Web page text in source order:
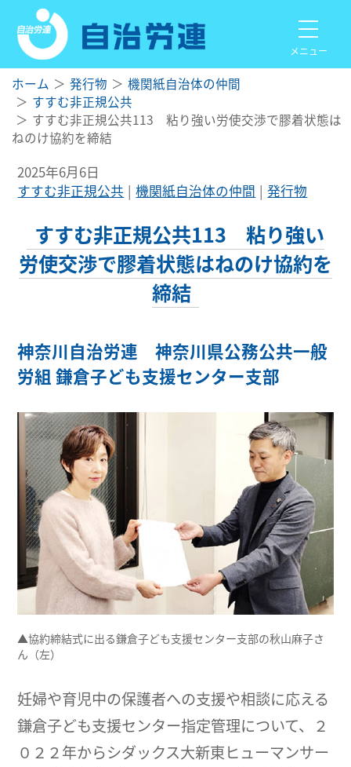
メニュー
ホーム 発行物
機関紙自治体の仲間
すすむ非正規公共
すすむ非正規公共113 粘り強い労使交渉で膠着状態は
ねのけ協約を締結
2025年6月6日
すすむ非正規公共
機関紙自治体の仲間 発行物
すすむ非正規公共113 粘り強い
労使交渉で膠着状態はねのけ協約を
締結
神奈川自治労連 神奈川県公務公共一般
労組 鎌倉子ども支援センター支部
▲協約締結式に出る鎌倉子ども支援センター支部の秋山麻子さ
ん（左）
妊婦や育児中の保護者への支援や相談に応える
鎌倉子ども支援センター指定管理について、２
０２２年からシダックス大新東ヒューマンサー